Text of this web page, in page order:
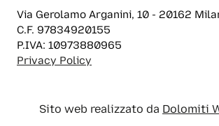
Via Gerolamo Arganini, 10 - 20162
C.F. 97834920155
P.IVA: 10973880965
Privacy Policy
Sito web realizzato da Dolomiti